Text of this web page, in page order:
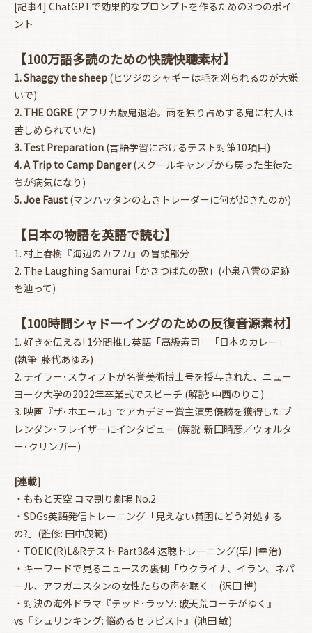
お買い物を続ける カートへ進む
[記事4] ChatGPTで効果的なプロンプトを作るための3つのポイ
ント
【100万語多読のための快読快聴素材】
1. Shaggy the sheep (ヒツジのシャギーは毛を刈られるのが大嫌
いで)
2. THE OGRE (アフリカ版鬼退治。雨を独り占めする鬼に村人は
苦しめられていた)
3. Test Preparation (言語学習におけるテスト対策10項目)
4. A Trip to Camp Danger(スクールキャンプから戻った生徒た
ちが病気になり)
5. Joe Faust (マンハッタンの若きトレーダーに何が起きたのか)
【日本の物語を英語で読む】
1. 村上春樹『海辺のカフカ』の冒頭部分
2. The Laughing Samurai「かきつばたの歌」(小泉八雲の足跡
を辿って)
【100時間シャドーイングのための反復音源素材】
1. 好きを伝える! 1分間推し英語「高級寿司」「日本のカレー」
(執筆: 藤代あゆみ)
2. テイラー･スウィフトが名誉美術博士号を授与された、ニュー
ヨーク大学の2022年卒業式でスピーチ (解説: 中西のりこ)
3. 映画『ザ･ホエール』でアカデミー賞主演男優勝を獲得したブ
レンダン･フレイザーにインタビュー (解説: 新田晴彦／ウォルタ
ー･クリンガー)
[連載]
・ももと天空 コマ割り劇場 No.2
・SDGs英語発信トレーニング「見えない貧困にどう対処する
の?」(監修: 田中茂範)
・TOEIC(R)L&Rテスト Part3&4 速聴トレーニング(早川幸治)
・キーワードで見るニュースの裏側「ウクライナ、イラン、ネパ
ール、アフガニスタンの女性たちの声を聴く」(沢田 博)
・対決の海外ドラマ『テッド･ラッソ: 破天荒コーチがゆく』
vs『シュリンキング: 悩めるセラピスト』(池田 敏)